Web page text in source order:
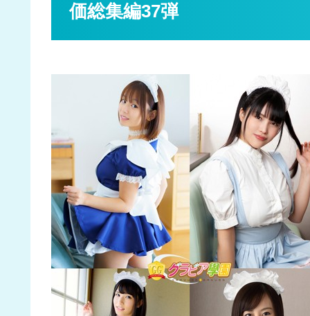
価総集編37弾